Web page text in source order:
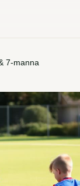
7-manna